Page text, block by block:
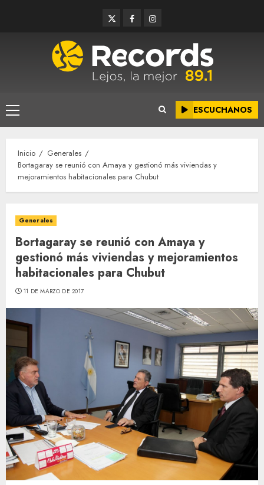
TwitterFacebookInstagram
Menú
principal
ESCUCHANOS
Inicio
Generales
Bortagaray se reunió con Amaya y gestionó más viviendas y
mejoramientos habitacionales para Chubut
Generales
Bortagaray se reunió con Amaya y
gestionó más viviendas y mejoramientos
habitacionales para Chubut
11 DE MARZO DE 2017